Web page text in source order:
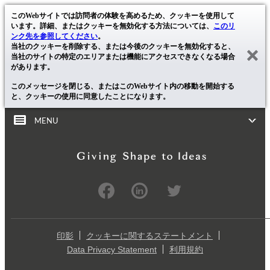
このWebサイトでは訪問者の体験を高めるため、クッキーを使用して
います。詳細、またはクッキーを無効化する方法については、 このリ
ンク先を参照してください。
当社のクッキーを削除する、または今後のクッキーを無効化すると、
当社のサイトの特定のエリアまたは機能にアクセスできなくなる場合
があります。
このメッセージを閉じる、またはこのWebサイト内の移動を開始する
と、クッキーの使用に同意したことになります。
MENU
印影
クッキーに関するステートメント
Data Privacy Statement
利用規約